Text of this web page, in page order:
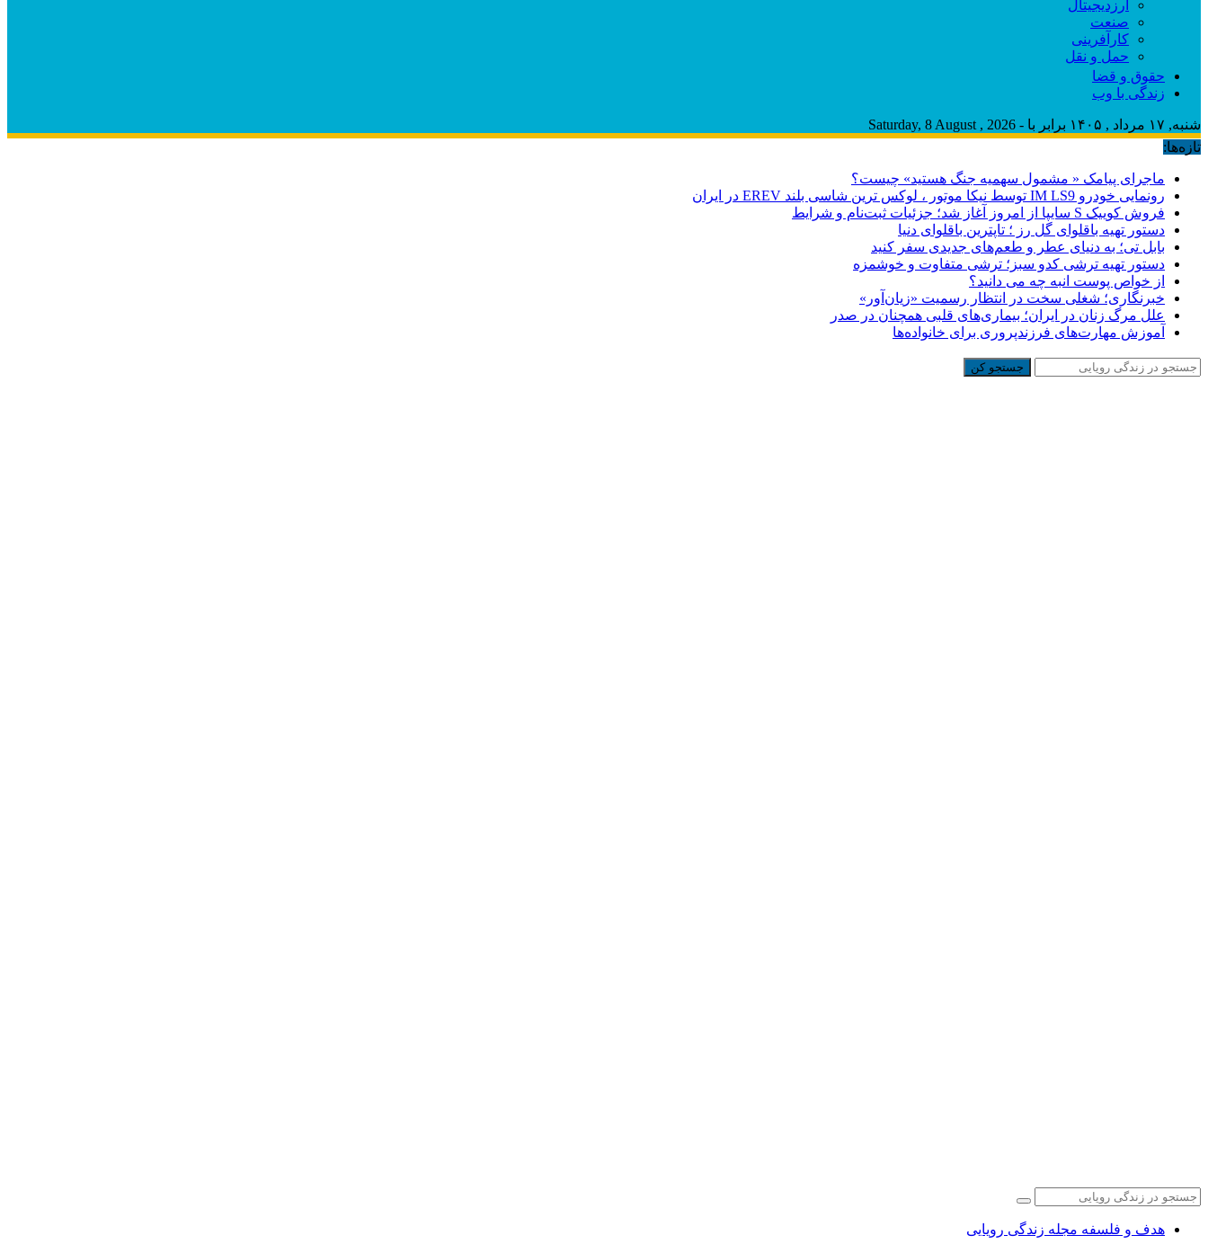
ارزدیجیتال
صنعت
کارآفرینی
حمل و نقل
حقوق و قضا
زندگی با وب
شنبه, ۱۷ مرداد , ۱۴۰۵ برابر با - Saturday, 8 August , 2026
تازه‌ها:
ماجرای پیامک « مشمول سهمیه جنگ هستید» چیست؟
رونمایی خودرو IM LS9 توسط نیکا موتور ، لوکس ترین شاسی بلند EREV در ایران
فروش کوییک S سایپا از امروز آغاز شد؛ جزئیات ثبت‌نام و شرایط
دستور تهیه باقلوای گل رز ؛ تاپترین باقلوای دنیا
بابل تی؛ به دنیای عطر و طعم‌های جدیدی سفر کنید
دستور تهیه ترشی کدو سبز؛ ترشی متفاوت و خوشمزه
از خواص پوست انبه چه می دانید؟
خبرنگاری؛ شغلی سخت در انتظار رسمیت «زیان‌آور»
علل مرگ زنان در ایران؛ بیماری‌های قلبی همچنان در صدر
آموزش مهارت‌های فرزندپروری برای خانواده‌ها
جستجو کن
هدف و فلسفه مجله زندگی رویایی